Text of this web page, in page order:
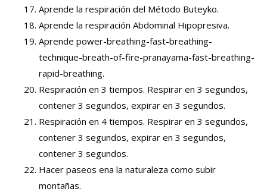
Aprende la respiración del Método Buteyko.
Aprende la respiración Abdominal Hipopresiva.
Aprende power-breathing-fast-breathing-
technique-breath-of-fire-pranayama-fast-breathing-
rapid-breathing.
Respiración en 3 tiempos. Respirar en 3 segundos,
contener 3 segundos, expirar en 3 segundos.
Respiración en 4 tiempos. Respirar en 3 segundos,
contener 3 segundos, expirar en 3 segundos,
contener 3 segundos.
Hacer paseos ena la naturaleza como subir
montañas.